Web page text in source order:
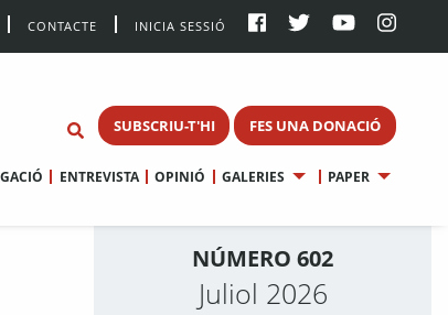
CONTACTE INICIA SESSIÓ
SUBSCRIU-T'HI FES UNA DONACIÓ
ENTREVISTA OPINIÓ GALERIES PAPER
NÚMERO 602
Juliol 2026